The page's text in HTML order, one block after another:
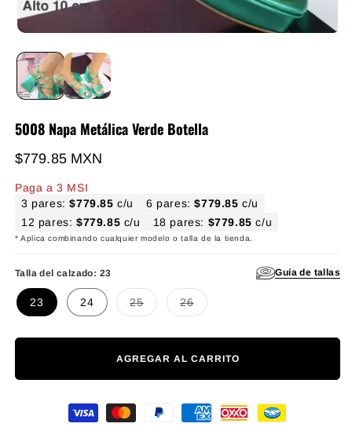
5008 Napa Metálica Verde Botella
Precio habitual
$779.85 MXN
Paga a 3 MSI
3 pares:$779.85 c/u 6 pares:$779.85 c/u
12 pares: $779.85 c/u 18 pares: $779.85 c/u
* Aplica combinando cualquier modelo o talla de la tienda.
Talla del calzado: 23 Guía de tallas
23 24 25
Variante agotada o no disponible
26
Variante agotada o no
AGREGAR AL CARRITO
Formas de pago